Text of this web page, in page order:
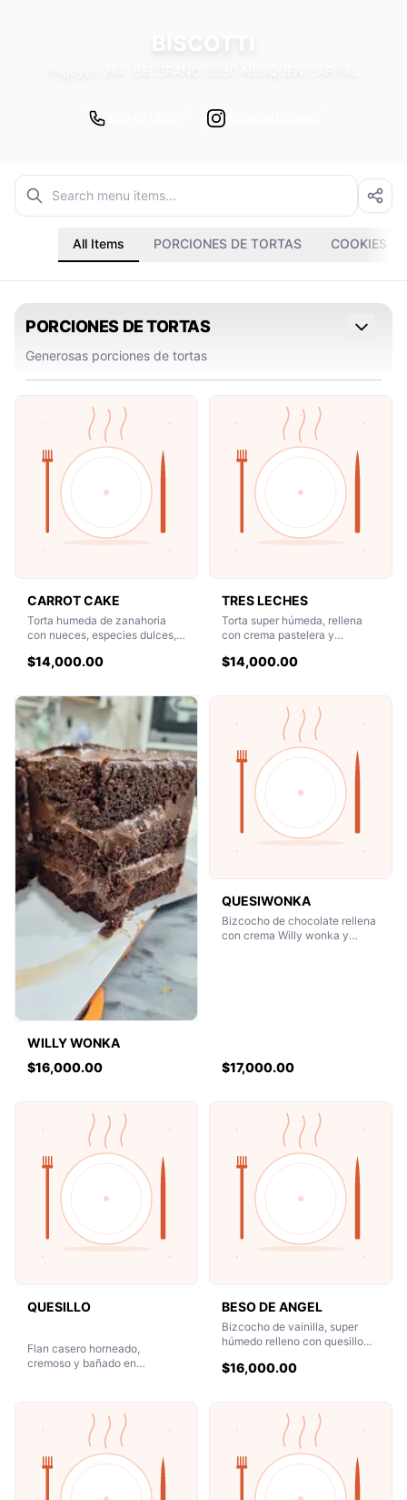
BISCOTTI
All Items PORCIONES DE TORTAS COOKIES
PORCIONES DE TORTAS
Generosas porciones de tortas
CARROT CAKE
Torta humeda de zanahoria
con nueces, especies dulces,
Frosting de queso crema
$14,000.00
TRES LECHES
Torta super húmeda, rellena
con crema pastelera y
$14,000.00
WILLY WONKA
$16,000.00
QUESIWONKA
Bizcocho de chocolate rellena
con crema Willy wonka y
$17,000.00
QUESILLO
Flan casero horneado,
cremoso y bañado en
BESO DE ANGEL
Bizcocho de vainilla, super
húmedo relleno con quesillo
$16,000.00